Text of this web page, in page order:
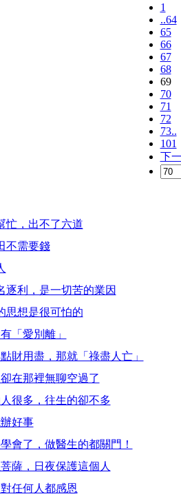
1
..64
65
66
67
68
69
70
71
72
73..
101
下
忙，出不了六道
不需要錢
逐利，是一切苦的業因
思想是很可怕的
「愛別離」
財用盡，那就「祿盡人亡」
在那裡無聊空過了
很多，往生的卻不多
好事
會了，做醫生的都關門！
薩，日夜保護這個人
任何人都感恩